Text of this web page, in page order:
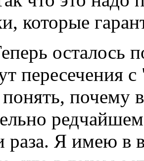
которые
осталось
пересечения
почему
раза. Я имею в